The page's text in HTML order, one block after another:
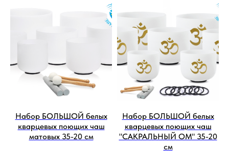
Набор БОЛЬШОЙ белых
кварцевых поющих чаш
матовых 35-20 см
Набор БОЛЬШОЙ белых
кварцевых поющих чаш
"САКРАЛЬНЫЙ ОМ" 35-20
см